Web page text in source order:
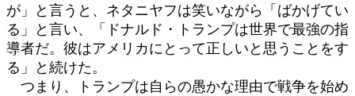
が」と言うと、ネタニヤフは笑いながら「ばかげてい
る」と言い、「ドナルド・トランプは世界で最強の指
導者だ。彼はアメリカにとって正しいと思うことをす
る」と続けた。
つまり、トランプは自らの愚かな理由で戦争を始め